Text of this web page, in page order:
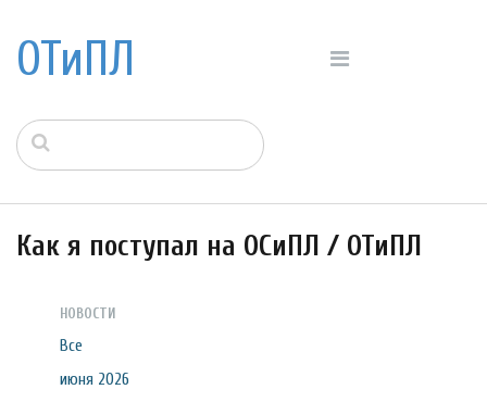
ОТиПЛ
Как я поступал на ОСиПЛ / ОТиПЛ
НОВОСТИ
Все
июня 2026